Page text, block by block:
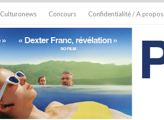
Culturonews Concours Confidentialité / A propos